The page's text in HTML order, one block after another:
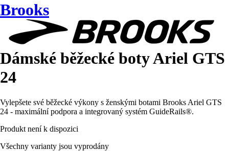
Brooks
Dámské běžecké boty Ariel GTS
24
Vylepšete své běžecké výkony s ženskými botami Brooks Ariel GTS
24 - maximální podpora a integrovaný systém GuideRails®.
Produkt není k dispozici
Všechny varianty jsou vyprodány